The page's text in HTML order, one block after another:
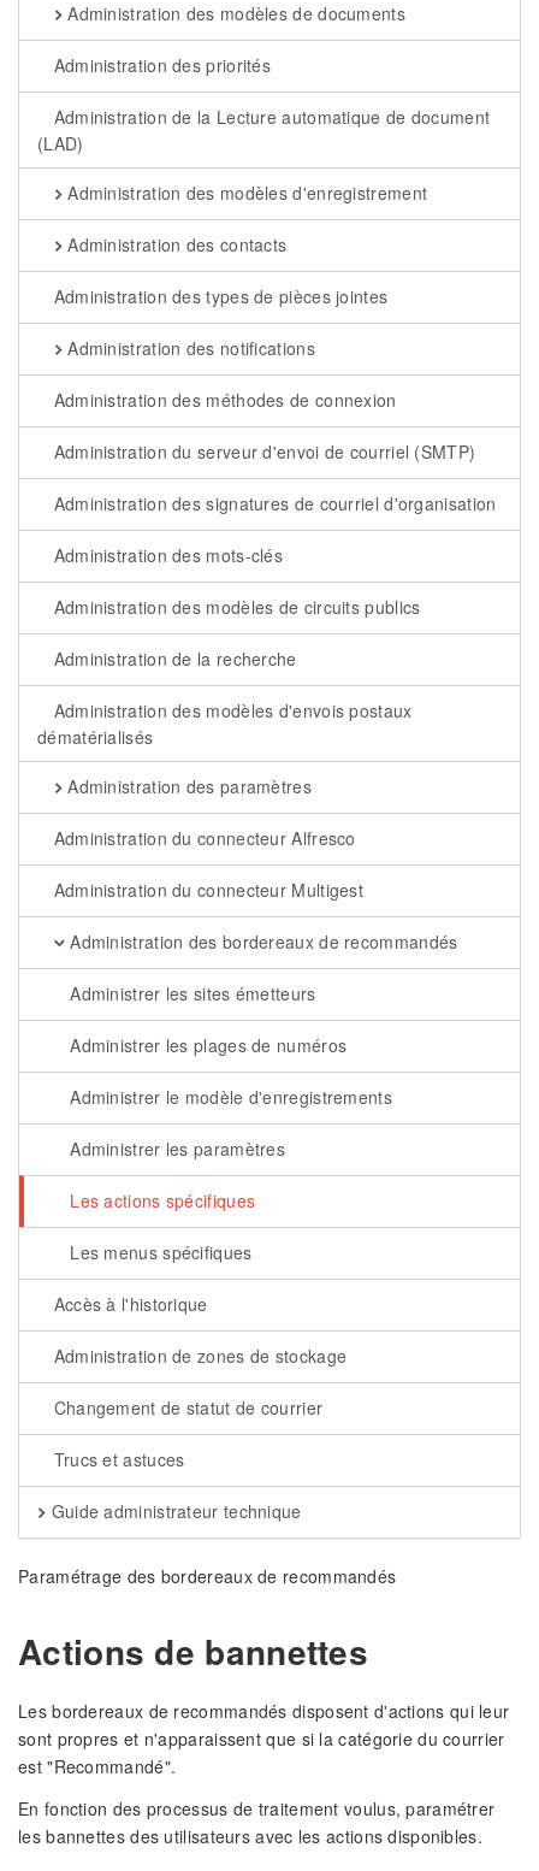
Administration des modèles de documents
Administration des priorités
Administration de la Lecture automatique de document
(LAD)
Administration des modèles d'enregistrement
Administration des contacts
Administration des types de pièces jointes
Administration des notifications
Administration des méthodes de connexion
Administration du serveur d'envoi de courriel (SMTP)
Administration des signatures de courriel d'organisation
Administration des mots-clés
Administration des modèles de circuits publics
Administration de la recherche
Administration des modèles d'envois postaux
dématérialisés
Administration des paramètres
Administration du connecteur Alfresco
Administration du connecteur Multigest
Administration des bordereaux de recommandés
Administrer les sites émetteurs
Administrer les plages de numéros
Administrer le modèle d'enregistrements
Administrer les paramètres
Les actions spécifiques
Les menus spécifiques
Accès à l'historique
Administration de zones de stockage
Changement de statut de courrier
Trucs et astuces
Guide administrateur technique
Paramétrage des bordereaux de recommandés
Actions de bannettes
Les bordereaux de recommandés disposent d'actions qui leur
sont propres et n'apparaissent que si la catégorie du courrier
est "Recommandé".
En fonction des processus de traitement voulus, paramétrer
les bannettes des utilisateurs avec les actions disponibles.